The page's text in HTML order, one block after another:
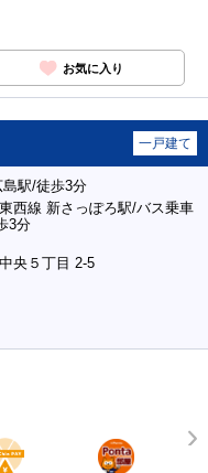
お気に入り
一戸建て
島駅/徒歩3分
西線 新さっぽろ駅/バス乗車
3分
央５丁目 2-5
ポンタ
部屋